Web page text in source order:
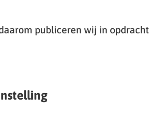
publiceren wij in opdracht